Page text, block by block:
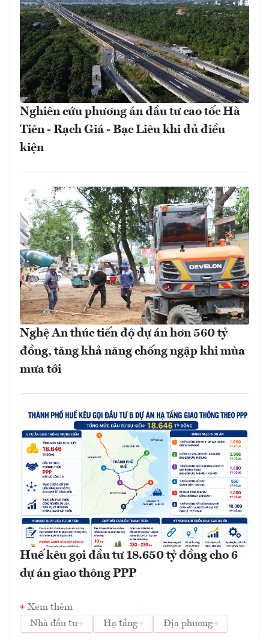
Nghiên cứu phương án đầu tư cao tốc Hà
Tiên - Rạch Giá - Bạc Liêu khi đủ điều
kiện
Nghệ An thúc tiến độ dự án hơn 560 tỷ
đồng, tăng khả năng chống ngập khi mùa
mưa tới
Huế kêu gọi đầu tư 18.650 tỷ đồng cho 6
dự án giao thông PPP
Xem thêm
Nhà đầu tư
Hạ tầng Địa phương